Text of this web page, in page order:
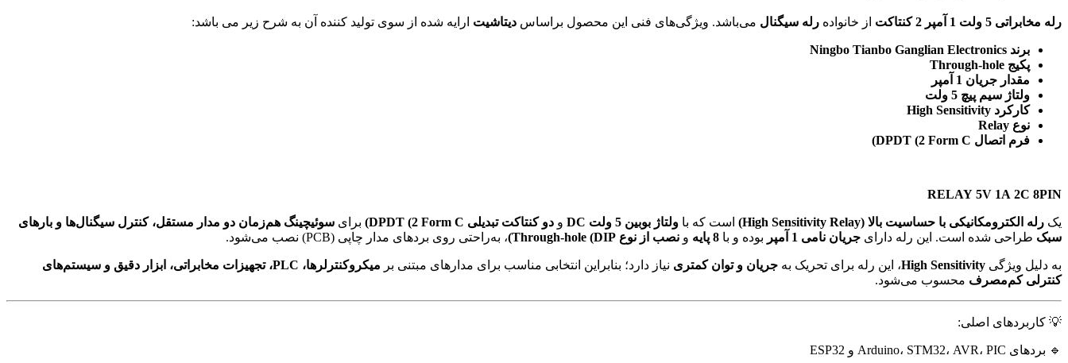
رله مخابراتی 5 ولت 1 آمپر 2 کنتاکت از خانواده رله سیگنال دیتاشیت ارایه شده از سوی تولید کننده آن به شرح زیر می باشد:
برند Ningbo Tianbo Ganglian Electronics
پکیج Through-hole
مقدار جریان 1 آمپر
ولتاژ سیم پیچ 5 ولت
کارکرد High Sensitivity
نوع Relay
فرم اتصال DPDT (2 Form C)
RELAY 5V 1A 2C 8PIN
یک رله الکترومکانیکی با حساسیت بالا (High Sensitivity Relay) است که با ولتاژ بوبین 5 ولت DC و دو کنتاکت تبدیلی DPDT (2 Form C) برای سوئیچینگ هم‌زمان دو مدار مستقل، کنترل سیگنال‌ها و بارهای
سبک طراحی شده است. این رله دارای جریان نامی 1 آمپر بوده و با 8 پایه و نصب از نوع Through-hole (DIP) ، به‌راحتی روی بردهای مدار چاپی (PCB) نصب می‌شود.
به دلیل ویژگی High Sensitivity، این رله برای تحریک به جریان و توان کمتری نیاز دارد؛ بنابراین انتخابی مناسب برای مدارهای مبتنی بر
میکروکنترلرها، PLC، تجهیزات مخابراتی، ابزار دقیق و سیستم‌های
کنترلی کم‌مصرف محسوب می‌شود.
💡 کاربردهای اصلی:
🔹 بردهای Arduino، STM32، AVR، PIC و ESP32